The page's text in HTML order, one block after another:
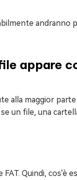
andranno
appare
alla maggior
un file, una
Quindi, cos'è